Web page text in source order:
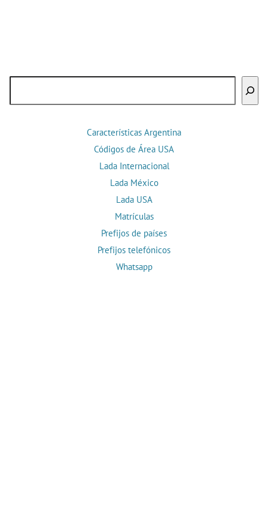
Características Argentina
Códigos de Área USA
Lada Internacional
Lada México
Lada USA
Matrículas
Prefijos de países
Prefijos telefónicos
Whatsapp